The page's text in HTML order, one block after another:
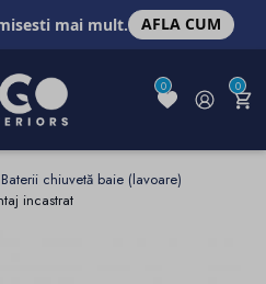
mai mult. AFLA CUM
0 0
Baterii chiuvetă baie (lavoare)
incastrat